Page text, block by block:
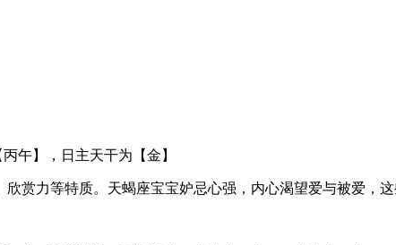
午】，日主天干为【金】
力等特质。天蝎座宝宝妒忌心强，内心渴望爱与被爱，这